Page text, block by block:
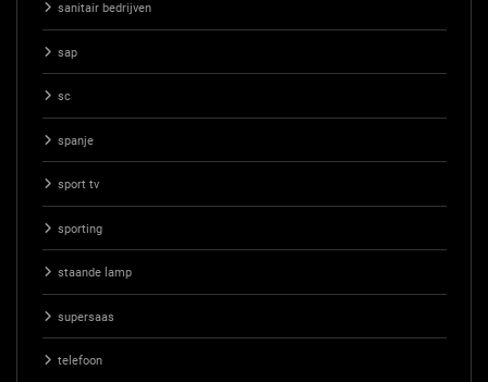
sanitair bedrijven
sap
sc
spanje
sport tv
sporting
staande lamp
supersaas
telefoon